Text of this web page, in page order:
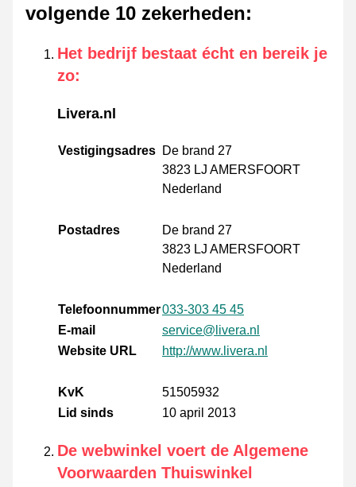
volgende 10 zekerheden:
Het bedrijf bestaat écht en bereik je
zo:
Livera.nl
Vestigingsadres De brand 27
3823 LJ AMERSFOORT
Nederland
Postadres
De brand 27
3823 LJ AMERSFOORT
Nederland
Telefoonnummer033-303 45 45
E-mail
service@livera.nl
Website URL
http://www.livera.nl
KvK
51505932
Lid sinds
10 april 2013
De webwinkel voert de Algemene
Voorwaarden Thuiswinkel